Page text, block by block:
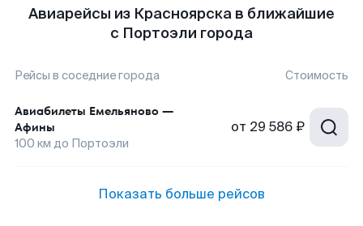
Авиарейсы из Красноярска в ближайшие
с Портоэли города
Рейсы в соседние города Стоимость
Авиабилеты Емельяново —
Афины
100 км до Портоэли
от 29 586 ₽
Показать больше рейсов